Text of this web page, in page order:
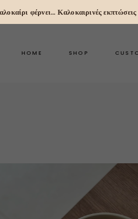
HOME SHOP
φέρνει... Καλοκαιρινές